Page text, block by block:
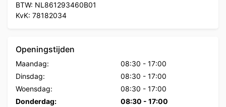
BTW: NL861293460B01
KvK: 78182034
Openingstijden
Maandag: 08:30 - 17:00
Dinsdag:
08:30 - 17:00
Woensdag:
08:30 - 17:00
Donderdag:
08:30 - 17:00